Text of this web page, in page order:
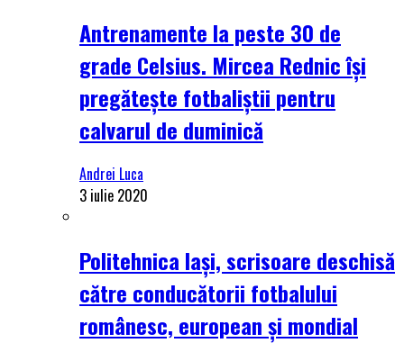
Antrenamente la peste 30 de
grade Celsius. Mircea Rednic își
pregătește fotbaliștii pentru
calvarul de duminică
Andrei Luca
3 iulie 2020
Politehnica Iași, scrisoare deschisă
către conducătorii fotbalului
românesc, european și mondial